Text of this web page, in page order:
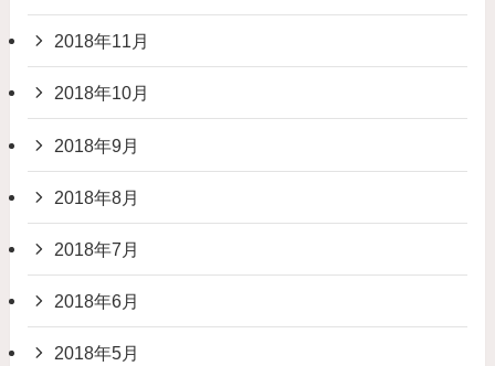
2018年11月
2018年10月
2018年9月
2018年8月
2018年7月
2018年6月
2018年5月